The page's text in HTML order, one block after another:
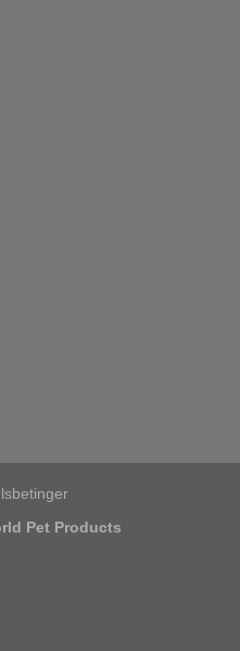
Pet Products